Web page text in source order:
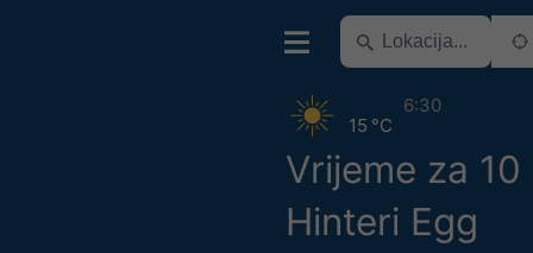
Vrijeme za
Hinteri Egg
15 °C
6:30